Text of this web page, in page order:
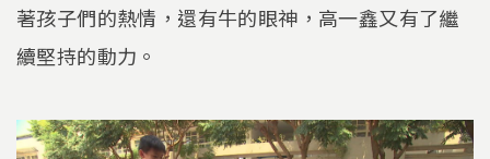
著孩子們的熱情，還有牛的眼神，高一鑫又有了繼
續堅持的動力。